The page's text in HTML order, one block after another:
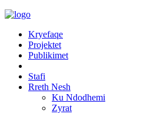
Kryefaqe
Projektet
Publikimet
Stafi
Rreth Nesh
Ku Ndodhemi
Zyrat